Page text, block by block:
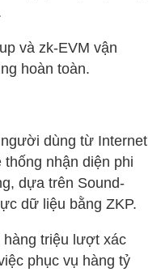
và zk-EVM vận
hoàn toàn.
dùng từ Internet
nhận diện phi
dựa trên Sound-
dữ liệu bằng ZKP.
hàng triệu lượt xác
phục vụ hàng tỷ